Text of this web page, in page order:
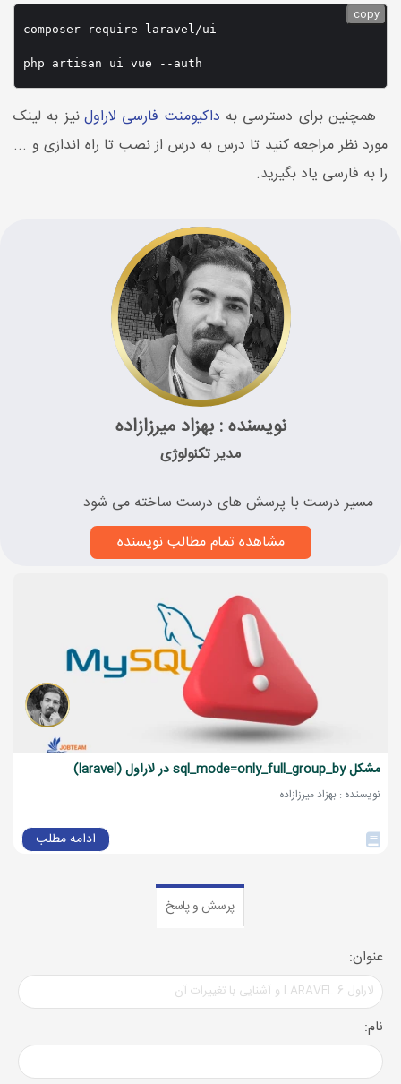
composer require laravel/ui
php artisan ui vue --auth
copy
همچنین برای دسترسی به داکیومنت فارسی لاراولنیز به لینک
مورد نظر مراجعه کنید تا درس به درس از نصب تا راه اندازی و ...
را به فارسی یاد بگیرید.
نویسنده : بهزاد میرزازاده
مدیر تکنولوژی
مسیر درست با پرسش های درست ساخته می شود
مشاهده تمام مطالب نویسنده
مشکل sql_mode=only_full_group_by در لاراول (laravel)
نویسنده : بهزاد میرزازاده
ادامه مطلب
پرسش و پاسخ
عنوان:
نام: